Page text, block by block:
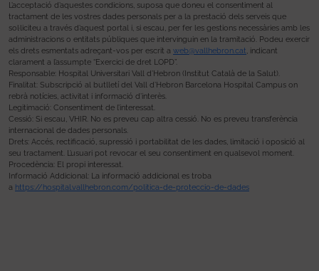
L’acceptació d’aquestes condicions, suposa que doneu el consentiment al
tractament de les vostres dades personals per a la prestació dels serveis que
sol·liciteu a través d’aquest portal i, si escau, per fer les gestions necessàries amb les
administracions o entitats públiques que intervinguin en la tramitació. Podeu exercir
els drets esmentats adreçant-vos per escrit a web@vallhebron.cat, indicant
clarament a l’assumpte “Exercici de dret LOPD”.
Responsable: Hospital Universitari Vall d’Hebron (Institut Català de la Salut).
Finalitat: Subscripció al butlletí del Vall d’Hebron Barcelona Hospital Campus on
rebrà notícies, activitat i informació d’interès.
Legitimació: Consentiment de l’interessat.
Cessió: Si escau, VHIR. No es preveu cap altra cessió. No es preveu transferència
internacional de dades personals.
Drets: Accés, rectificació, supressió i portabilitat de les dades, limitació i oposició al
seu tractament. L’usuari pot revocar el seu consentiment en qualsevol moment.
Procedència: El propi interessat.
Informació Addicional: La informació addicional es troba
a https://hospital.vallhebron.com/politica-de-proteccio-de-dades